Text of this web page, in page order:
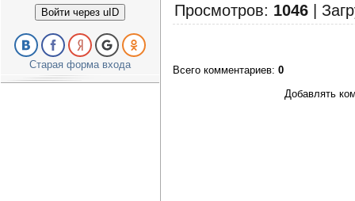
Войти через uID
Старая форма входа
Просмотров: 1046
Всего комментариев: 0
Добавлять